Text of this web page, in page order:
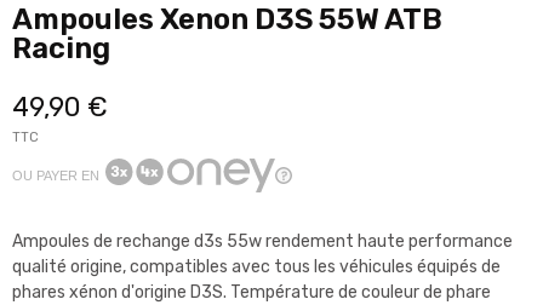
Ampoules Xenon D3S 55W ATB
Racing
49,90 €
TTC
OU PAYER EN
Ampoules de rechange d3s 55w rendement haute performance
qualité origine, compatibles avec tous les véhicules équipés de
phares xénon d'origine D3S. Température de couleur de phare